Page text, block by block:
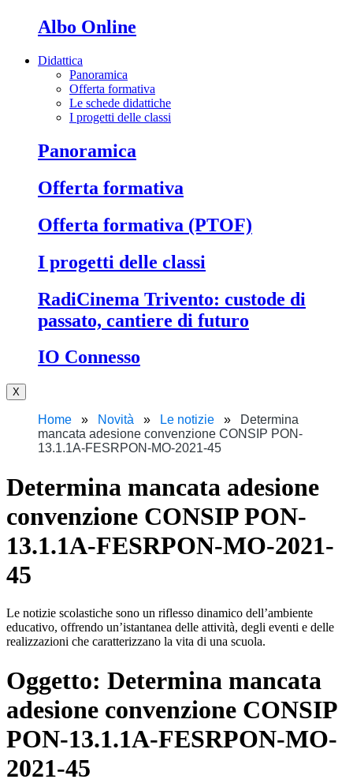
Albo Online
Didattica
Panoramica
Offerta formativa
Le schede didattiche
I progetti delle classi
Panoramica
Offerta formativa
Offerta formativa (PTOF)
I progetti delle classi
RadiCinema Trivento: custode di
passato, cantiere di futuro
IO Connesso
X
Home Novità Le notizie
Determina
mancata adesione convenzione CONSIP PON-
13.1.1A-FESRPON-MO-2021-45
Determina mancata adesione
convenzione CONSIP PON-
13.1.1A-FESRPON-MO-2021-
45
Le notizie scolastiche sono un riflesso dinamico dell’ambiente
educativo, offrendo un’istantanea delle attività, degli eventi e delle
realizzazioni che caratterizzano la vita di una scuola.
Oggetto: Determina mancata
adesione convenzione CONSIP
PON-13.1.1A-FESRPON-MO-
2021-45